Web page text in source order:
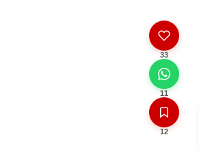
33
11
12